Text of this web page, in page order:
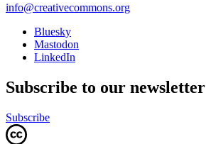
info@creativecommons.org
Bluesky
Mastodon
LinkedIn
Subscribe to our newsletter
Subscribe